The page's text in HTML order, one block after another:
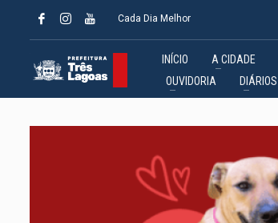
Cada Dia Melhor
INÍCIO A CIDADE
OUVIDORIA
DIÁRIOS